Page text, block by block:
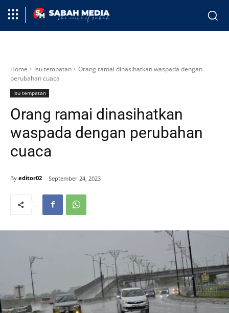
Home Isu tempatan
Orang ramai dinasihatkan waspada dengan
perubahan cuaca
Isu tempatan
Orang ramai dinasihatkan
waspada dengan perubahan
cuaca
By editor02 September 24, 2023